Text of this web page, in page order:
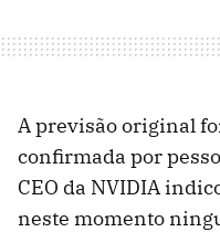
A previsão original
confirmada por
CEO da NVIDIA
neste momento